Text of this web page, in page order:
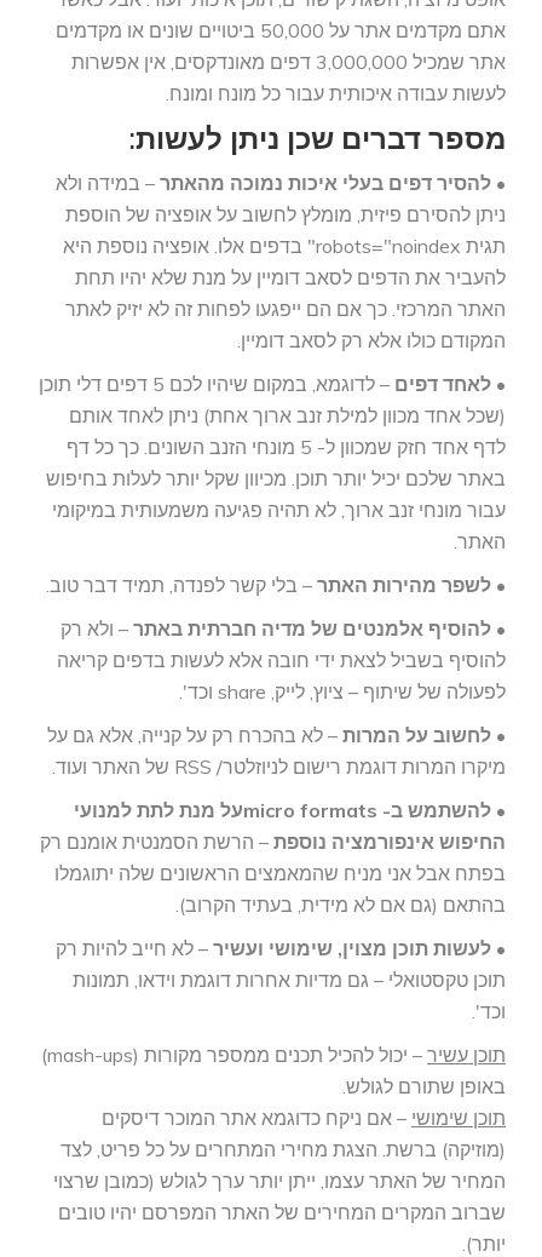
אתם מקדמים אתר על 50,000 ביטויים שונים או מקדמים
אתר שמכיל 3,000,000 דפים מאונדקסים, אין אפשרות
לעשות עבודה איכותית עבור כל מונח ומונח.
מספר דברים שכן ניתן לעשות:
• להסיר דפים בעלי איכות נמוכה מהאתר – במידה ולא
ניתן להסירם פיזית, מומלץ לחשוב על אופציה של הוספת
תגית robots="noindex" בדפים אלו. אופציה נוספת היא
להעביר את הדפים לסאב דומיין על מנת שלא יהיו תחת
האתר המרכזי. כך אם הם ייפגעו לפחות זה לא יזיק לאתר
המקודם כולו אלא רק לסאב דומיין.
• לאחד דפים
– לדוגמא, במקום שיהיו לכם 5 דפים דלי תוכן
(שכל אחד מכוון למילת זנב ארוך אחת) ניתן לאחד אותם
לדף אחד חזק שמכוון ל- 5 מונחי הזנב השונים. כך כל דף
באתר שלכם יכיל יותר תוכן. מכיוון שקל יותר לעלות בחיפוש
עבור מונחי זנב ארוך, לא תהיה פגיעה משמעותית במיקומי
האתר.
• לשפר מהירות האתר – בלי קשר לפנדה, תמיד דבר טוב.
• להוסיף אלמנטים של מדיה חברתית באתר – ולא רק
להוסיף בשביל לצאת ידי חובה אלא לעשות בדפים קריאה
לפעולה של שיתוף – ציוץ, לייק, share וכד'.
• לחשוב על המרות – לא בהכרח רק על קנייה, אלא גם על
מיקרו המרות דוגמת רישום לניוזלטר/ RSS של האתר ועוד.
•
להשתמש ב- micro formatsעל מנת לתת למנועי
החיפוש אינפורמציה נוספת – הרשת הסמנטית אומנם רק
בפתח אבל אני מניח שהמאמצים הראשונים שלה יתוגמלו
בהתאם (גם אם לא מידית, בעתיד הקרוב).
• לעשות תוכן מצוין, שימושי ועשיר – לא חייב להיות רק
תוכן טקסטואלי – גם מדיות אחרות דוגמת וידאו, תמונות
וכד'.
תוכן עשיר
– יכול להכיל תכנים ממספר מקורות (mash-ups)
באופן שתורם לגולש.
תוכן שימושי – אם ניקח כדוגמא אתר המוכר דיסקים
(מוזיקה) ברשת. הצגת מחירי המתחרים על כל פריט, לצד
המחיר של האתר עצמו, ייתן יותר ערך לגולש (כמובן שרצוי
שברוב המקרים המחירים של האתר המפרסם יהיו טובים
יותר).